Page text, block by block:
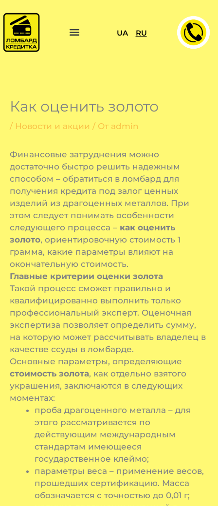
к
содержимому
UA RU
Как оценить золото
/ Новости и акции / От admin
Финансовые затруднения можно
достаточно быстро решить надежным
способом – обратиться в ломбард для
получения кредита под залог ценных
изделий из драгоценных металлов. При
этом следует понимать особенности
следующего процесса – как оценить
золото, ориентировочную стоимость 1
грамма, какие параметры влияют на
окончательную стоимость.
Главные критерии оценки золота
Такой процесс сможет правильно и
квалифицированно выполнить только
профессиональный эксперт. Оценочная
экспертиза позволяет определить сумму,
на которую может рассчитывать владелец в
качестве ссуды в ломбарде.
Основные параметры, определяющие
стоимость золота, как отдельно взятого
украшения, заключаются в следующих
моментах:
проба драгоценного металла – для
этого рассматривается по
действующим международным
стандартам имеющееся
государственное клеймо;
параметры веса – применение весов,
прошедших сертификацию. Масса
обозначается с точностью до 0,01 г;